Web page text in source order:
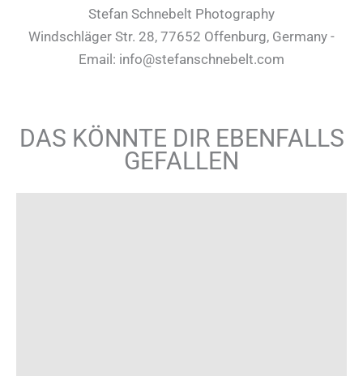
Stefan Schnebelt Photography
Windschläger Str. 28, 77652 Offenburg, Germany -
Email: info@stefanschnebelt.com
DAS KÖNNTE DIR EBENFALLS
GEFALLEN